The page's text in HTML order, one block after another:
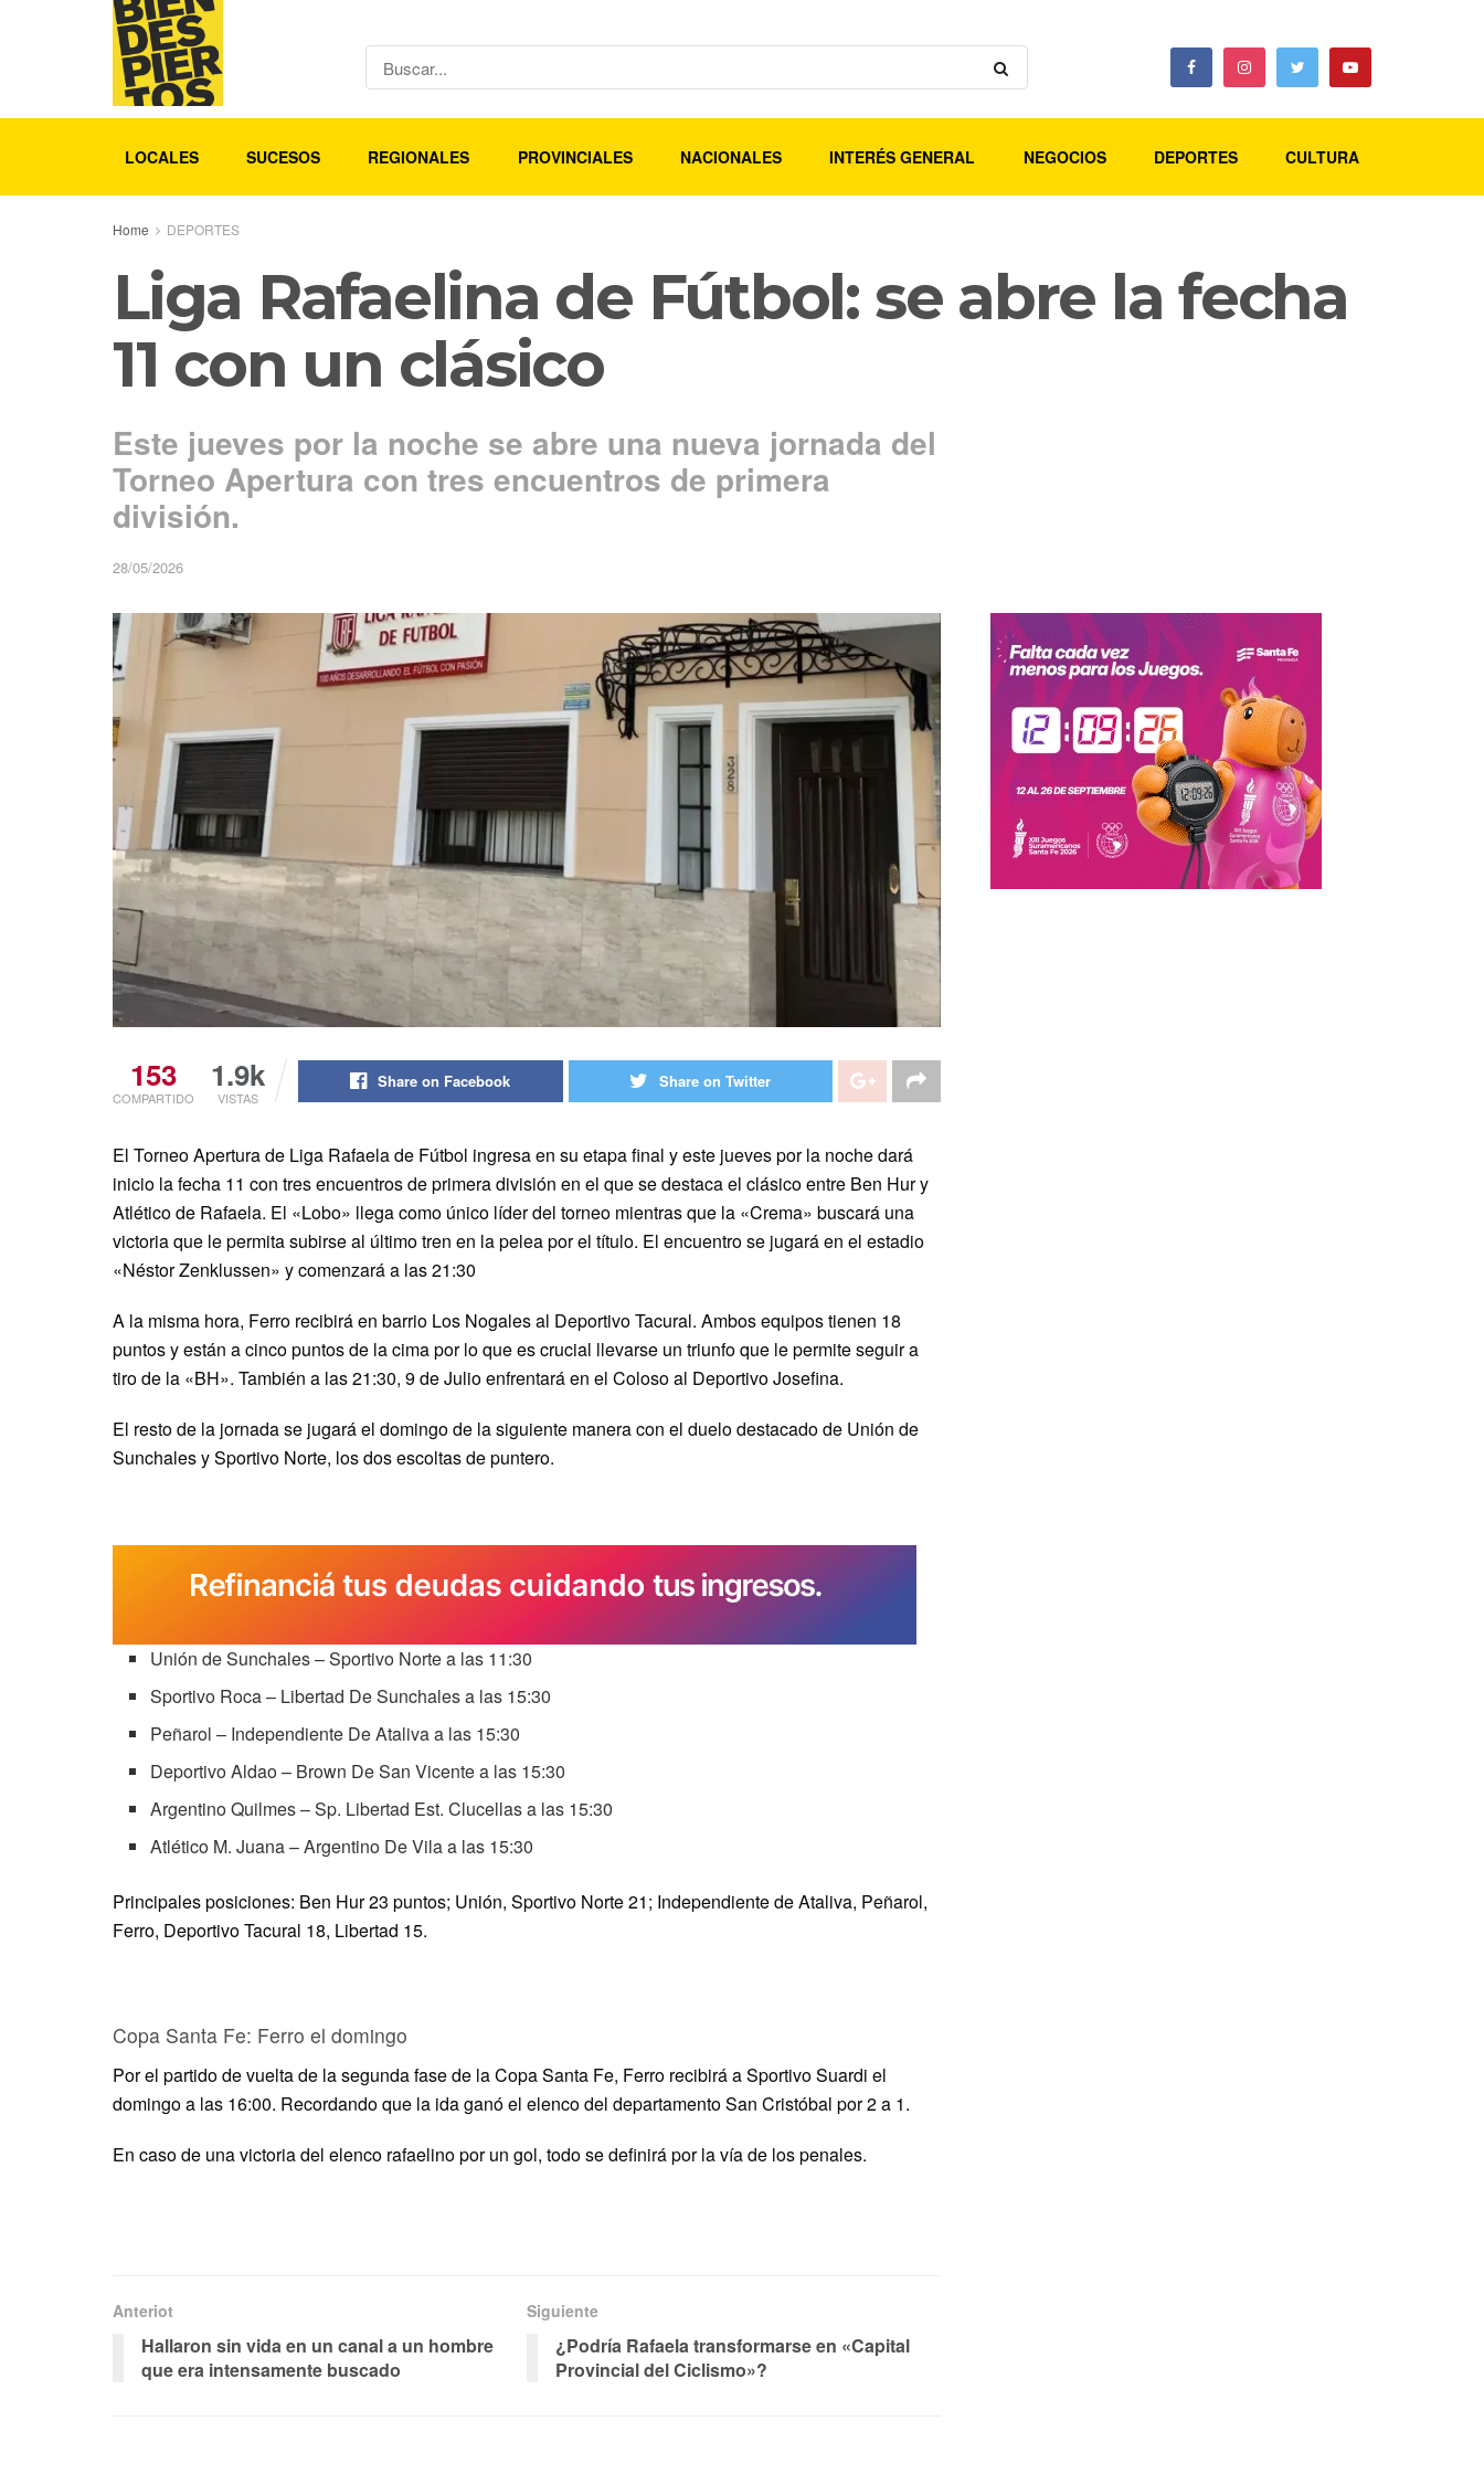
LOCALES SUCESOS REGIONALES PROVINCIALES NACIONALES INTERÉS GENERAL NEGOCIOS DEPORTES CULTURA
Home DEPORTES
Liga Rafaelina de Fútbol: se abre la fecha
11 con un clásico
Este jueves por la noche se abre una nueva jornada del
Torneo Apertura con tres encuentros de primera
división.
28/05/2026
153
COMPARTIDO
1.9k
VISTAS
Share on Facebook Share on Twitter
El Torneo Apertura de Liga Rafaela de Fútbol ingresa en su etapa final y este jueves por la noche dará
inicio la fecha 11 con tres encuentros de primera división en el que se destaca el clásico entre Ben Hur y
Atlético de Rafaela. El «Lobo» llega como único líder del torneo mientras que la «Crema» buscará una
victoria que le permita subirse al último tren en la pelea por el título. El encuentro se jugará en el estadio
«Néstor Zenklussen» y comenzará a las 21:30
A la misma hora, Ferro recibirá en barrio Los Nogales al Deportivo Tacural. Ambos equipos tienen 18
puntos y están a cinco puntos de la cima por lo que es crucial llevarse un triunfo que le permite seguir a
tiro de la «BH». También a las 21:30, 9 de Julio enfrentará en el Coloso al Deportivo Josefina.
El resto de la jornada se jugará el domingo de la siguiente manera con el duelo destacado de Unión de
Sunchales y Sportivo Norte, los dos escoltas de puntero.
Unión de Sunchales – Sportivo Norte a las 11:30
Sportivo Roca – Libertad De Sunchales a las 15:30
Peñarol – Independiente De Ataliva a las 15:30
Deportivo Aldao – Brown De San Vicente a las 15:30
Argentino Quilmes – Sp. Libertad Est. Clucellas a las 15:30
Atlético M. Juana – Argentino De Vila a las 15:30
Principales posiciones: Ben Hur 23 puntos; Unión, Sportivo Norte 21; Independiente de Ataliva, Peñarol,
Ferro, Deportivo Tacural 18, Libertad 15.
Copa Santa Fe: Ferro el domingo
Por el partido de vuelta de la segunda fase de la Copa Santa Fe, Ferro recibirá a Sportivo Suardi el
domingo a las 16:00. Recordando que la ida ganó el elenco del departamento San Cristóbal por 2 a 1.
En caso de una victoria del elenco rafaelino por un gol, todo se definirá por la vía de los penales.
Anteriot
Hallaron sin vida en un canal a un hombre
que era intensamente buscado
Siguiente
¿Podría Rafaela transformarse en «Capital
Provincial del Ciclismo»?